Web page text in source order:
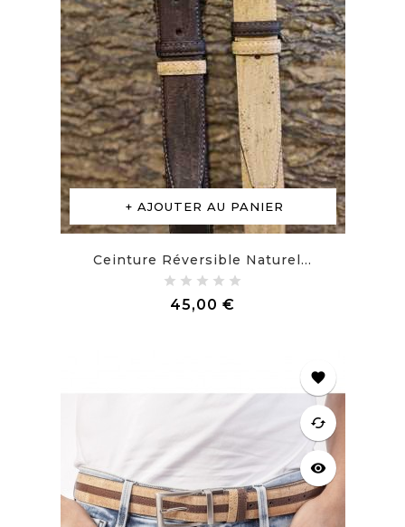
AJOUTER AU PANIER
Ceinture Réversible Naturel...
45,00 €
favorite
cached
visibility